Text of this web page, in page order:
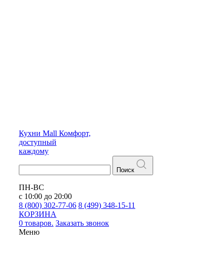
Кухни Mall Комфорт,
доступный
каждому
Поиск
ПН-ВС
с 10:00 до 20:00
8 (800) 302-77-06 8 (499) 348-15-11
КОРЗИНА
0 товаров. Заказать звонок
Меню